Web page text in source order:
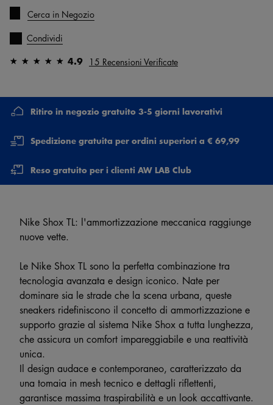
Cerca in Negozio
Condividi
4.9 15 Recensioni Verificate
Ritiro in negozio gratuito 3-5 giorni lavorativi
Spedizione gratuita per ordini superiori a € 69,99
Reso gratuito per i clienti AW LAB Club
Nike Shox TL: l'ammortizzazione meccanica raggiunge
nuove vette.
Le Nike Shox TL sono la perfetta combinazione tra
tecnologia avanzata e design iconico. Nate per
dominare sia le strade che la scena urbana, queste
sneakers ridefiniscono il concetto di ammortizzazione e
supporto grazie al sistema Nike Shox a tutta lunghezza,
che assicura un comfort impareggiabile e una reattività
unica.
Il design audace e contemporaneo, caratterizzato da
una tomaia in mesh tecnico e dettagli riflettenti,
garantisce massima traspirabilità e un look accattivante.